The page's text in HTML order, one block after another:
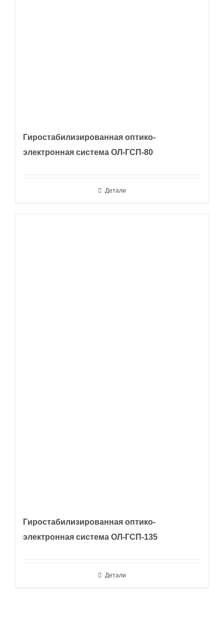
Гиростабилизированная оптико-
электронная система ОЛ-ГСП-80
Детали
Гиростабилизированная оптико-
электронная система ОЛ-ГСП-135
Детали